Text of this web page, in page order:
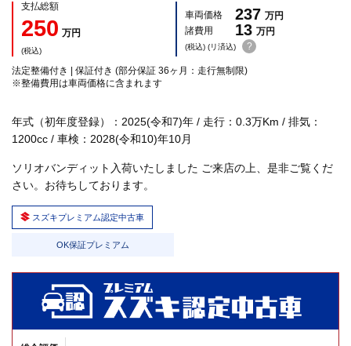
支払総額
250 万円
(税込)
車両価格 237 万円
諸費用
13 万円
(税込) (リ済込) ?
法定整備付き | 保証付き (部分保証 36ヶ月：走行無制限)
※整備費用は車両価格に含まれます
年式（初年度登録）：2025(令和7)年 / 走行：0.3万Km / 排気：
1200cc / 車検：2028(令和10)年10月
ソリオバンディット入荷いたしました ご来店の上、是非ご覧くだ
さい。お待ちしております。
スズキプレミアム認定中古車
OK保証プレミアム